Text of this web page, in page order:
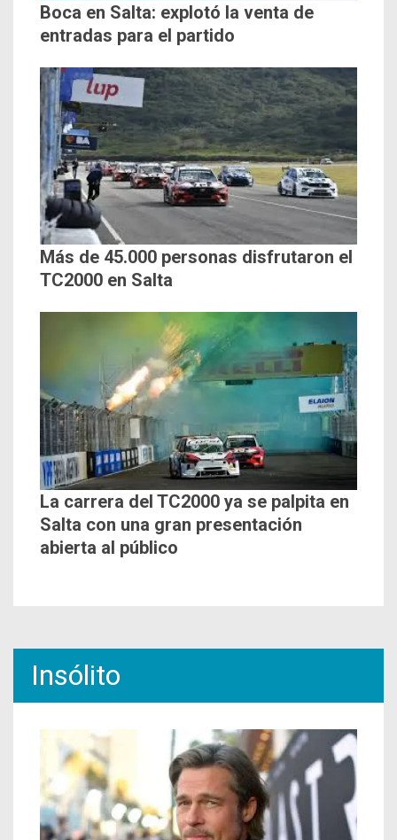
Boca en Salta: explotó la venta de
entradas para el partido
Más de 45.000 personas disfrutaron el
TC2000 en Salta
La carrera del TC2000 ya se palpita en
Salta con una gran presentación
abierta al público
Insólito